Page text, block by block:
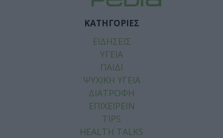
ΚΑΤΗΓΟΡΙΕΣ
ΕΙΔΗΣΕΙΣ
ΥΓΕΙΑ
ΠΑΙΔΙ
ΨΥΧΙΚΗ ΥΓΕΙΑ
ΔΙΑΤΡΟΦΗ
ΕΠΙΧΕΙΡΕΙΝ
TIPS
HEALTH TALKS